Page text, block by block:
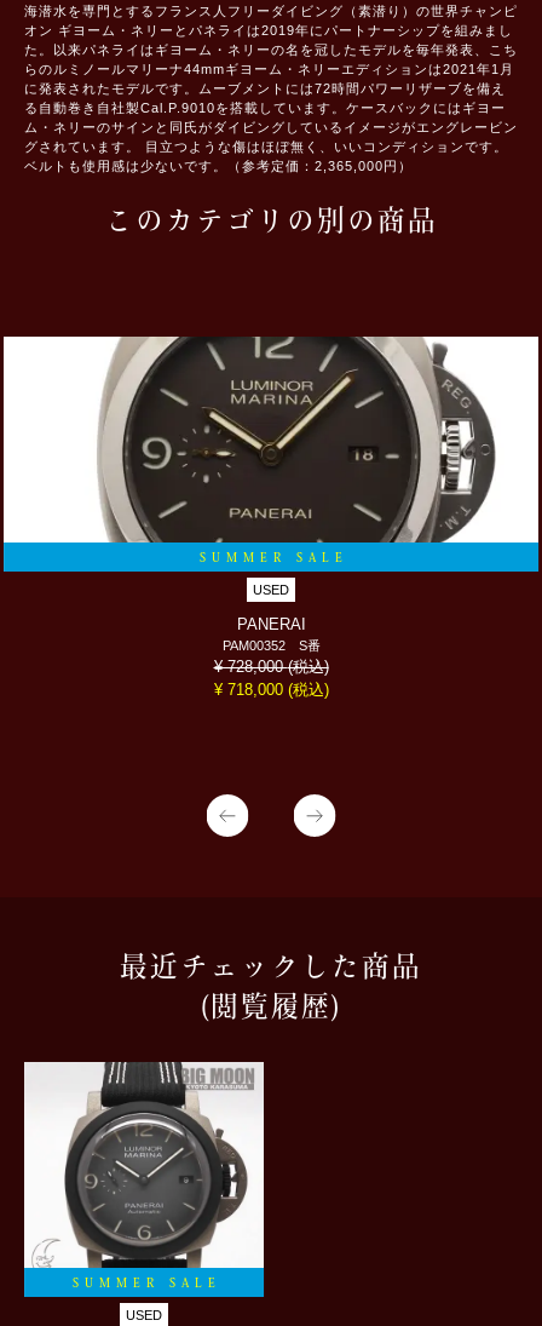
海潜水を専門とするフランス人フリーダイビング（素潜り）の世界チャンピ
オン ギヨーム・ネリーとパネライは2019年にパートナーシップを組みまし
た。以来パネライはギヨーム・ネリーの名を冠したモデルを毎年発表、こち
らのルミノールマリーナ44mmギヨーム・ネリーエディションは2021年1月
に発表されたモデルです。ムーブメントには72時間パワーリザーブを備え
る自動巻き自社製Cal.P.9010を搭載しています。ケースバックにはギヨー
ム・ネリーのサインと同氏がダイビングしているイメージがエングレービン
グされています。 目立つような傷はほぼ無く、いいコンディションです。
ベルトも使用感は少ないです。（参考定価：2,365,000円）
このカテゴリの別の商品
SUMMER SALE
USED
PANERAI
PAM00352 S番
¥ 728,000(税込)
¥ 718,000 (税込)
最近チェックした商品
(閲覧履歴)
SUMMER SALE
USED